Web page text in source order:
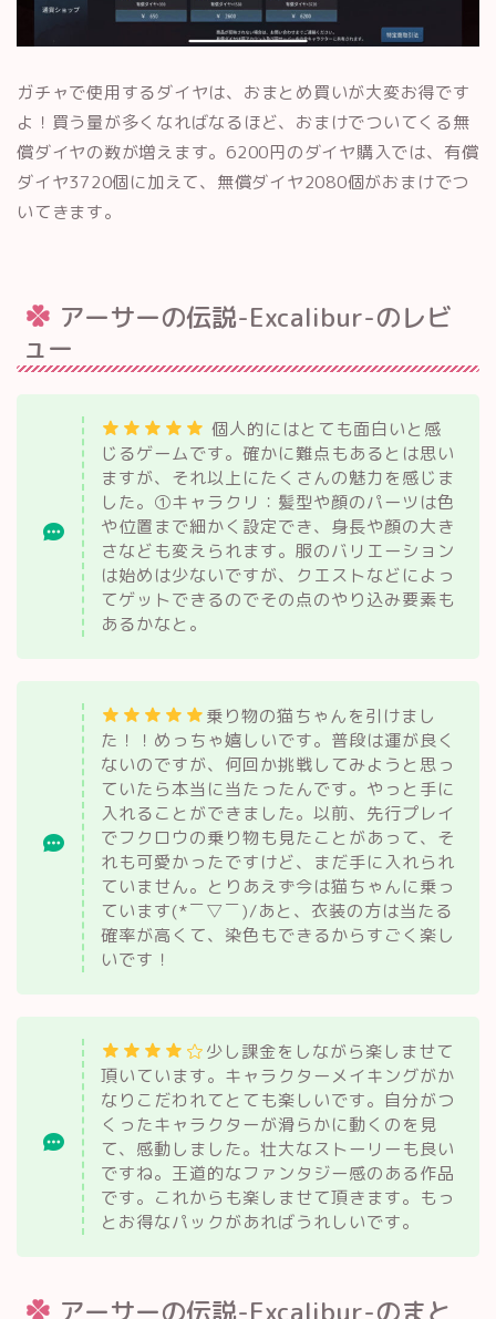
ガチャで使用するダイヤは、おまとめ買いが大変お得です
よ！買う量が多くなればなるほど、おまけでついてくる無
償ダイヤの数が増えます。6200円のダイヤ購入では、有償
ダイヤ3720個に加えて、無償ダイヤ2080個がおまけでつ
いてきます。
アーサーの伝説-Excalibur-のレビ
ュー
個人的にはとても面白いと感
じるゲームです。確かに難点もあるとは思い
ますが、それ以上にたくさんの魅力を感じま
した。①キャラクリ：髪型や顔のパーツは色
や位置まで細かく設定でき、身長や顔の大き
さなども変えられます。服のバリエーション
は始めは少ないですが、クエストなどによっ
てゲットできるのでその点のやり込み要素も
あるかなと。
乗り物の猫ちゃんを引けまし
た！！めっちゃ嬉しいです。普段は運が良く
ないのですが、何回か挑戦してみようと思っ
ていたら本当に当たったんです。やっと手に
入れることができました。以前、先行プレイ
でフクロウの乗り物も見たことがあって、そ
れも可愛かったですけど、まだ手に入れられ
ていません。とりあえず今は猫ちゃんに乗っ
ています(*￣▽￣)/あと、衣装の方は当たる
確率が高くて、染色もできるからすごく楽し
いです！
少し課金をしながら楽しませて
頂いています。キャラクターメイキングがか
なりこだわれてとても楽しいです。自分がつ
くったキャラクターが滑らかに動くのを見
て、感動しました。壮大なストーリーも良い
ですね。王道的なファンタジー感のある作品
です。これからも楽しませて頂きます。もっ
とお得なパックがあればうれしいです。
アーサーの伝説-Excalibur-のまと